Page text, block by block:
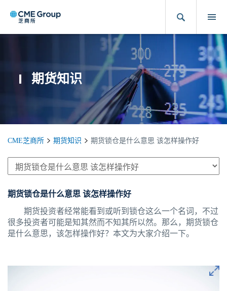
期货知识
CME芝商所 期货知识 期货锁仓是什么意思 该怎样操作好
期货锁仓是什么意思 该怎样操作好
期货投资者经常能看到或听到锁仓这么一个名词，不过
很多投资者可能是知其然而不知其所以然。那么，期货锁仓
是什么意思，该怎样操作好？本文为大家介绍一下。